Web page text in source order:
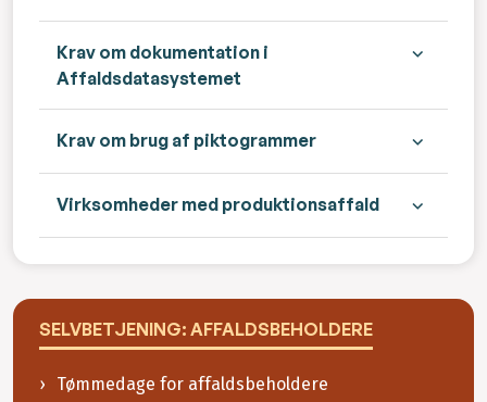
Krav om dokumentation i
Affaldsdatasystemet
Krav om brug af piktogrammer
Virksomheder med produktionsaffald
SELVBETJENING: AFFALDSBEHOLDERE
Tømmedage for affaldsbeholdere